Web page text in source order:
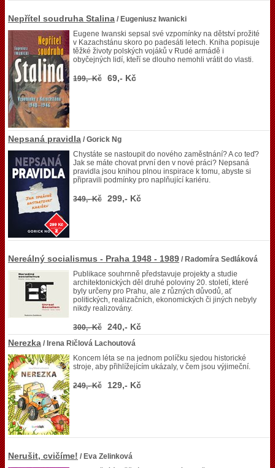
Nepřítel soudruha Stalina / Eugeniusz Iwanicki
Eugene Iwanski sepsal své vzpomínky na dětství prožité
v Kazachstánu skoro po padesáti letech. Kniha popisuje
těžké životy polských vojáků v Rudé armádě i
obyčejných lidí, kteří se dlouho nemohli vrátit do vlasti.
199,- Kč 69,- Kč
Nepsaná pravidla / Gorick Ng
Chystáte se nastoupit do nového zaměstnání? A co teď?
Jak se máte chovat první den v nové práci? Nepsaná
pravidla jsou knihou plnou inspirace k tomu, abyste si
připravili podmínky pro naplňující kariéru.
349,- Kč 299,- Kč
Nereálný socialismus - Praha 1948 - 1989 / Radomíra Sedláková
Publikace souhrnně představuje projekty a studie
architektonických děl druhé poloviny 20. století, které
byly určeny pro Prahu, ale z různých důvodů, ať
politických, realizačních, ekonomických či jiných nebyly
nikdy realizovány.
300,- Kč
240,- Kč
Nerezka / Irena Ričlová Lachoutová
Koncem léta se na jednom políčku sjedou historické
stroje, aby přihlížejícím ukázaly, v čem jsou výjimeční.
249,- Kč 129,- Kč
Nerušit, cvičíme! / Eva Zelinková